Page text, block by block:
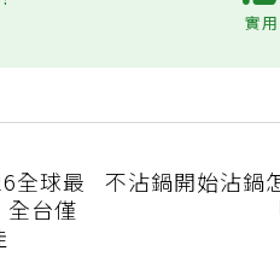
全球最
台僅
不沾鍋開始沾